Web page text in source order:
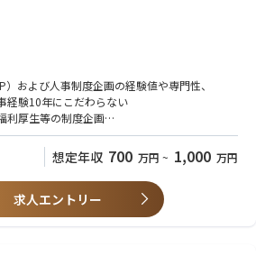
の人事運用
けた課題特定、改善活動
、ご本人に最適な内容をアサインメントいたし
および人事制度企画の経験値や専門性、
験10年にこだわらない
厚生等の制度企画
りまとめ
解決力/チームビルディング力
経験
の取り組み
想定年収 700 万円 ~ 1,000 万円
求人エントリー